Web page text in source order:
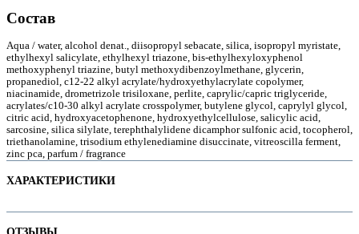
Состав
Aqua / water, alcohol denat., diisopropyl sebacate, silica, isopropyl myristate,
ethylhexyl salicylate, ethylhexyl triazone, bis-ethylhexyloxyphenol
methoxyphenyl triazine, butyl methoxydibenzoylmethane, glycerin,
propanediol, c12-22 alkyl acrylate/hydroxyethylacrylate copolymer,
niacinamide, drometrizole trisiloxane, perlite, caprylic/capric triglyceride,
acrylates/c10-30 alkyl acrylate crosspolymer, butylene glycol, caprylyl glycol,
citric acid, hydroxyacetophenone, hydroxyethylcellulose, salicylic acid,
sarcosine, silica silylate, terephthalylidene dicamphor sulfonic acid, tocopherol,
triethanolamine, trisodium ethylenediamine disuccinate, vitreoscilla ferment,
zinc pca, parfum / fragrance
ХАРАКТЕРИСТИКИ